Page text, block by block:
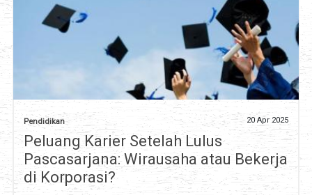
Pendidikan 20 Apr 2025
Peluang Karier Setelah Lulus
Pascasarjana: Wirausaha atau Bekerja
di Korporasi?